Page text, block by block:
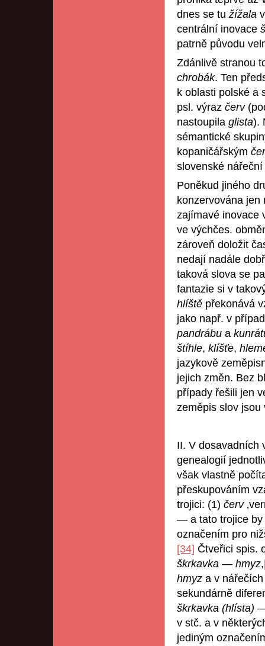
dnes se tužížala
centrální inovace
patrně původu
Zdánlivě stranou
chrobák. Ten
k oblasti polské a
psl. výraz červ
nastoupila glista).
sémantické
kopaničářským
slovenské
Poněkud jiného
konzervována jen
zajímavé inovace
ve výchčes.
zároveň doložit
nedají nadále
taková slova se
fantazie si v
hlíště překonává
jako např. v
pandrábu a
štíhle, klíšťe,
jazykově
jejich změn. Bez
případy řešili jen
zeměpis slov
II. V dosavadních
genealogií
však vlastně
přeskupováním
trojici: (1) červ
— a tato trojice by
označením pro
[34] Čtveřici spis.
škrkavka — hmyz,
hmyz a v
sekundárně
škrkavka (hlísta)
v stč. a v
jediným